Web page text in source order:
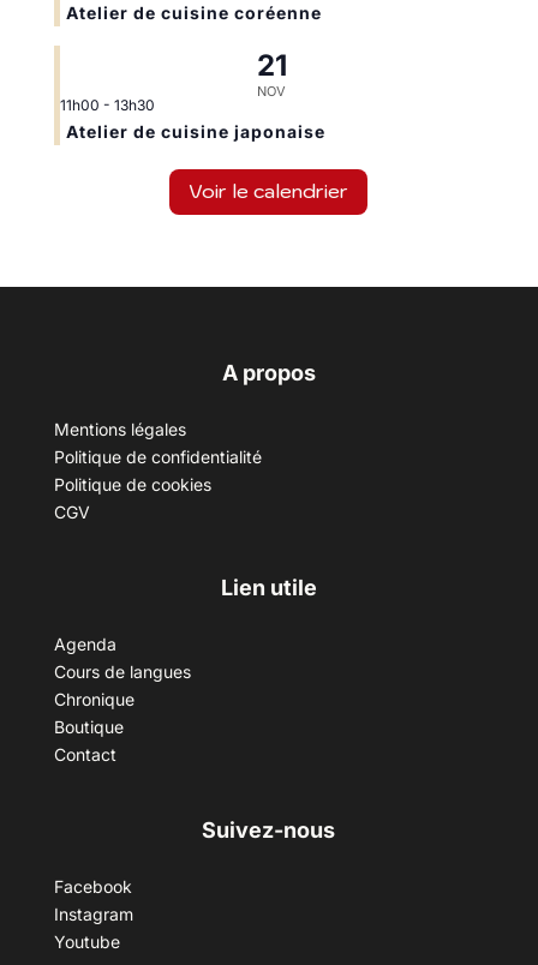
Atelier de cuisine coréenne
21
NOV
11h00 - 13h30
Atelier de cuisine japonaise
Voir le calendrier
A propos
Mentions légales
Politique de confidentialité
Politique de cookies
CGV
Lien utile
Agenda
Cours de langues
Chronique
Boutique
Contact
Suivez-nous
Facebook
Instagram
Youtube